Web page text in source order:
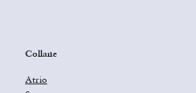
Collane
Atrio